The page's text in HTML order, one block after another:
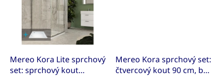
Mereo Kora Lite sprchový
set: sprchový kout
Mereo Kora sprchový set:
čtvercový kout 90 cm, bíly